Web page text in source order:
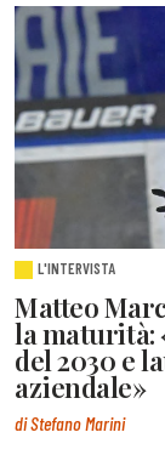
L'INTERVISTA
Matteo
la maturità:
del 2030 e
aziendale»
di Stefano Marini